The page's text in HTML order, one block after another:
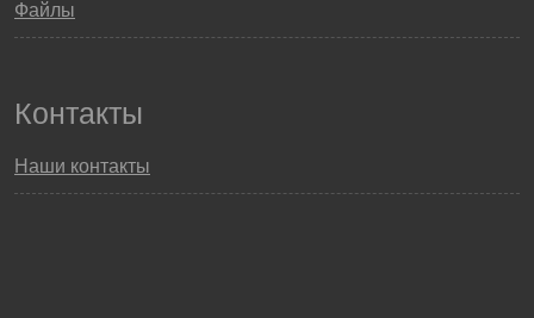
Файлы
Контакты
Наши контакты